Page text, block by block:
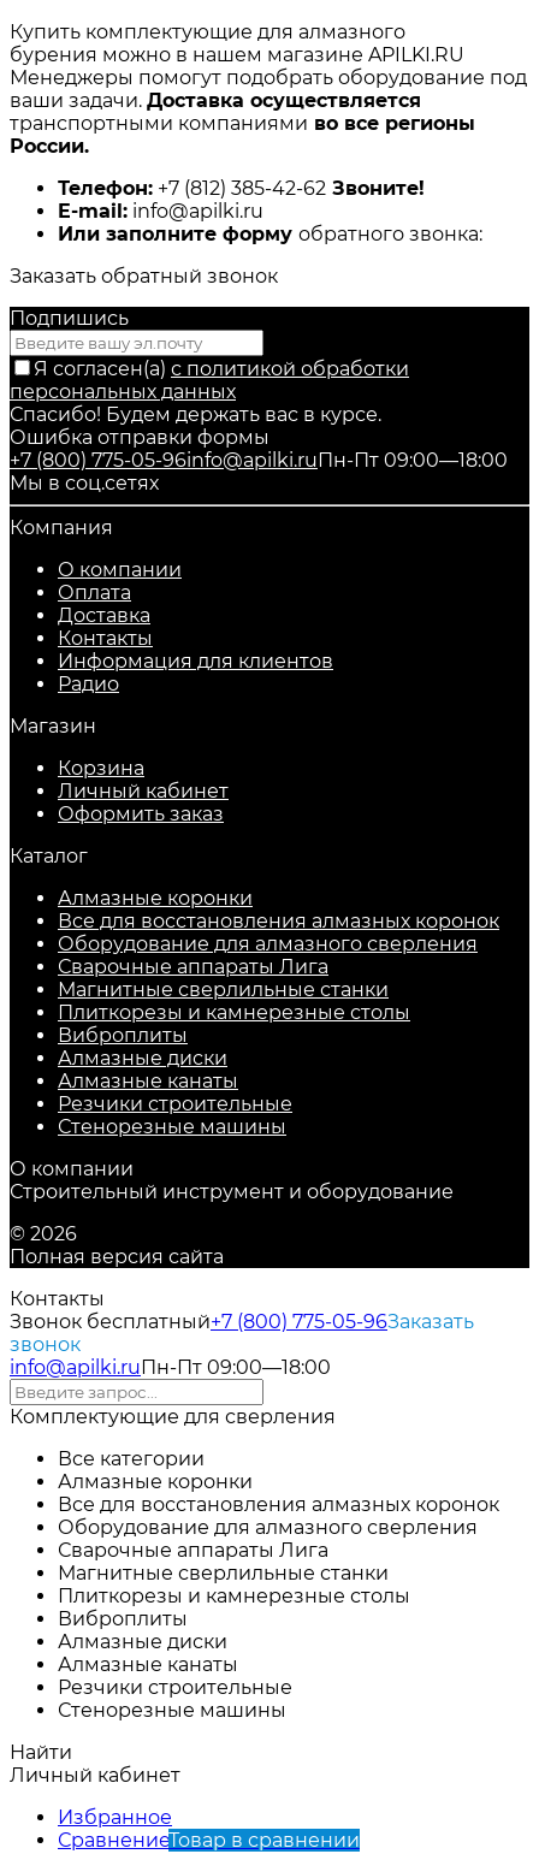
Купить комплектующие для алмазного
бурения можно в нашем магазине APILKI.RU
Менеджеры помогут подобрать оборудование под
ваши задачи. Доставка осуществляется
транспортными компаниями во все регионы
России.
Телефон: +7 (812) 385-42-62 Звоните!
E-mail: info@apilki.ru
Или заполните форму обратного звонка:
Заказать обратный звонок
Подпишись
Я согласен(a) с политикой обработки
персональных данных
Спасибо! Будем держать вас в курсе.
Ошибка отправки формы
+7 (800) 775-05-96info@apilki.ruПн-Пт 09:00—18:00
Мы в соц.сетях
Компания
О компании
Оплата
Доставка
Контакты
Информация для клиентов
Радио
Магазин
Корзина
Личный кабинет
Оформить заказ
Каталог
Алмазные коронки
Все для восстановления алмазных коронок
Оборудование для алмазного сверления
Сварочные аппараты Лига
Магнитные сверлильные станки
Плиткорезы и камнерезные столы
Виброплиты
Алмазные диски
Алмазные канаты
Резчики строительные
Стенорезные машины
О компании
Строительный инструмент и оборудование
© 2026
Полная версия сайта
Контакты
Звонок бесплатный+7 (800) 775-05-96Заказать
звонок
info@apilki.ruПн-Пт 09:00—18:00
Комплектующие для сверления
Все категории
Алмазные коронки
Все для восстановления алмазных коронок
Оборудование для алмазного сверления
Сварочные аппараты Лига
Магнитные сверлильные станки
Плиткорезы и камнерезные столы
Виброплиты
Алмазные диски
Алмазные канаты
Резчики строительные
Стенорезные машины
Найти
Личный кабинет
Избранное
СравнениеТовар в сравнении